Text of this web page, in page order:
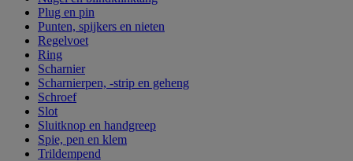
Plug en pin
Punten, spijkers en nieten
Regelvoet
Ring
Scharnier
Scharnierpen, -strip en geheng
Schroef
Slot
Sluitknop en handgreep
Spie, pen en klem
Trildempend